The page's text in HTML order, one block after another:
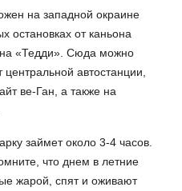
на западной окраине
остановках от каньона
«Тедди». Сюда можно
автостанции,
ве-Ган, а также на
займет около 3-4 часов.
что днем в летние
жарой, спят и оживают